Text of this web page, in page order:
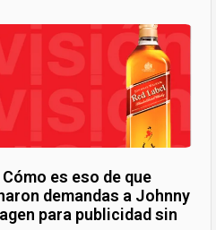
es eso de que
demandas a Johnny
para publicidad sin